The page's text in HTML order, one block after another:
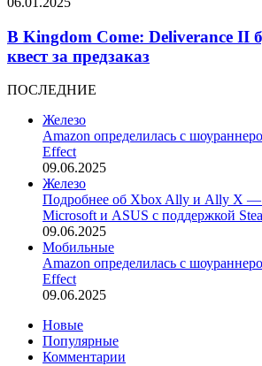
В Kingdom Come: Deliverance II
квест за предзаказ
ПОСЛЕДНИЕ
Железо
Amazon определилась с
Effect
09.06.2025
Железо
Подробнее об Xbox Ally и Ally X —
Microsoft и ASUS с поддержкой
09.06.2025
Мобильные
Amazon определилась с
Effect
09.06.2025
Новые
Популярные
Комментарии